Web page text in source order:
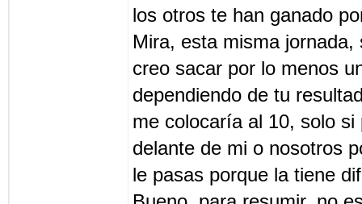
los otros te han ganado
Mira, esta misma
creo sacar por lo menos
dependiendo de tu
me colocaría al 10, solo
delante de mi o nosotros
le pasas porque la tiene